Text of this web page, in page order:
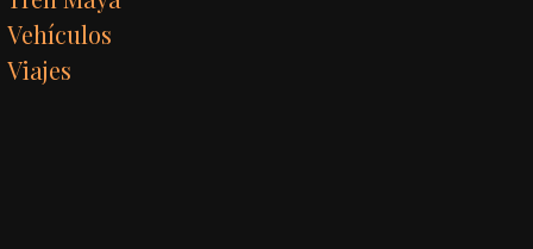
Vehículos
Viajes